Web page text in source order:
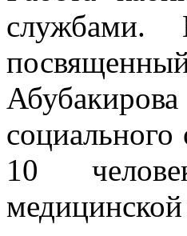
службами.
10